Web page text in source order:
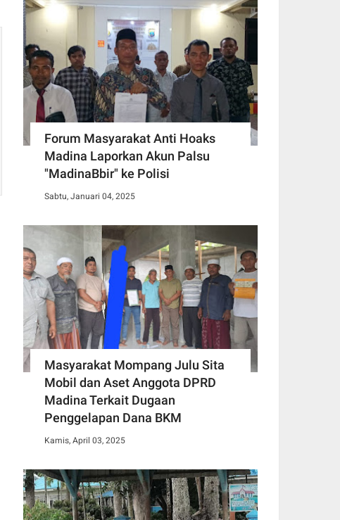
Forum Masyarakat Anti Hoaks
Madina Laporkan Akun Palsu
"MadinaBbir" ke Polisi
Sabtu, Januari 04, 2025
Masyarakat Mompang Julu Sita
Mobil dan Aset Anggota DPRD
Madina Terkait Dugaan
Penggelapan Dana BKM
Kamis, April 03, 2025